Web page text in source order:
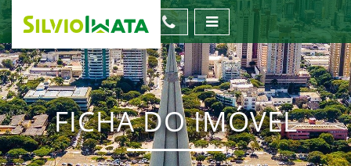
FICHA DO IMÓVEL